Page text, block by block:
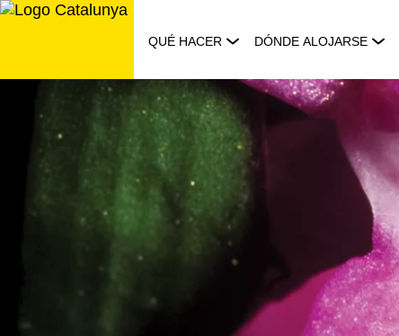
Saltar
QUÉ HACER DÓNDE ALOJARSE